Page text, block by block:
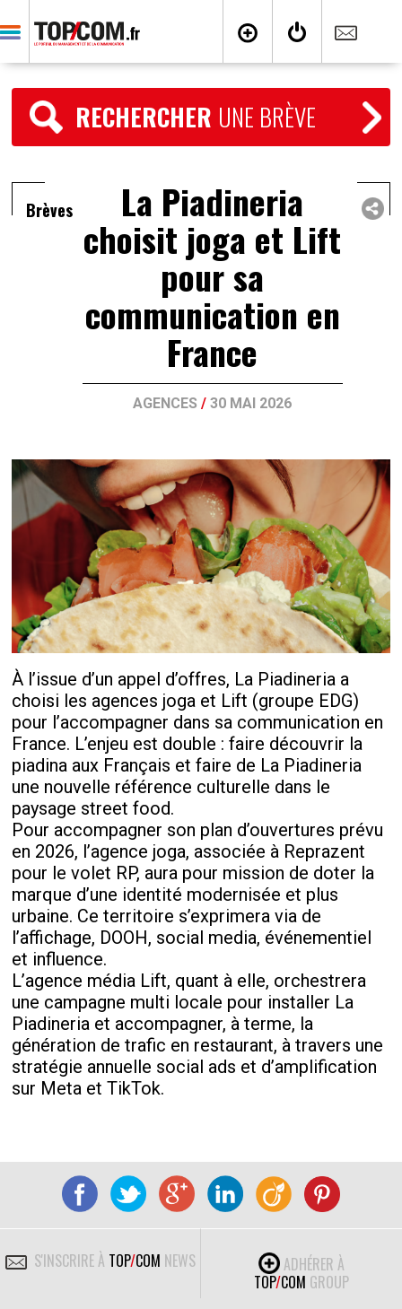
RECHERCHER UNE BRÈVE
Brèves La Piadineria
choisit joga et Lift
pour sa
communication en
France
AGENCES /30 MAI 2026
À l’issue d’un appel d’offres, La Piadineria a
choisi les agences joga et Lift (groupe EDG)
pour l’accompagner dans sa communication en
France. L’enjeu est double : faire découvrir la
piadina aux Français et faire de La Piadineria
une nouvelle référence culturelle dans le
paysage street food.
Pour accompagner son plan d’ouvertures prévu
en 2026, l’agence joga, associée à Reprazent
pour le volet RP, aura pour mission de doter la
marque d’une identité modernisée et plus
urbaine. Ce territoire s’exprimera via de
l’affichage, DOOH, social media, événementiel
et influence.
L’agence média Lift, quant à elle, orchestrera
une campagne multi locale pour installer La
Piadineria et accompagner, à terme, la
génération de trafic en restaurant, à travers une
stratégie annuelle social ads et d’amplification
sur Meta et TikTok.
S'INSCRIRE À TOP/COM NEWS
ADHÉRER À
TOP/COM GROUP